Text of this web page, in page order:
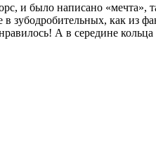
и было написано
зубодробительных, как из
А в середине